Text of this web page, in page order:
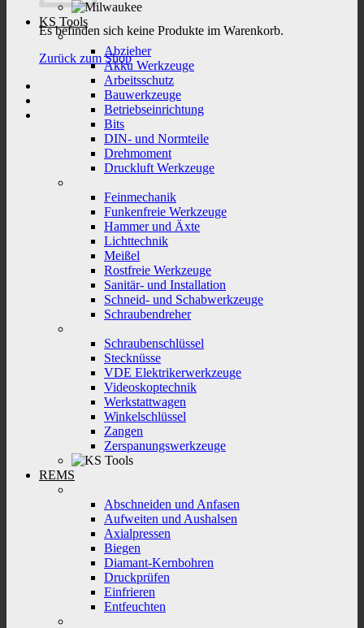
Es befinden sich keine Produkte im Warenkorb.
Zurück zum Shop
KS Tools
Abzieher
Akku Werkzeuge
Arbeitsschutz
Bauwerkzeuge
Betriebseinrichtung
Bits
DIN- und Normteile
Drehmoment
Druckluft Werkzeuge
Feinmechanik
Funkenfreie Werkzeuge
Hammer und Äxte
Lichttechnik
Meißel
Rostfreie Werkzeuge
Sanitär- und Installation
Schneid- und Schabwerkzeuge
Schraubendreher
Schraubenschlüssel
Stecknüsse
VDE Elektrikerwerkzeuge
Videoskoptechnik
Werkstattwagen
Winkelschlüssel
Zangen
Zerspanungswerkzeuge
REMS
Abschneiden und Anfasen
Aufweiten und Aushalsen
Axialpressen
Biegen
Diamant-Kernbohren
Druckprüfen
Einfrieren
Entfeuchten